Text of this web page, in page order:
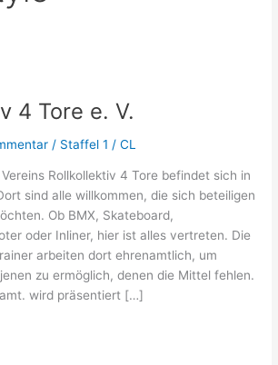
4 Tore e. V.
/ Staffel 1 /CL
Rollkollektiv 4 Tore befindet sich in
sind alle willkommen, die sich beteiligen
Ob BMX, Skateboard,
oder Inliner, hier ist alles vertreten. Die
arbeiten dort ehrenamtlich, um
zu ermöglich, denen die Mittel fehlen.
wird präsentiert […]